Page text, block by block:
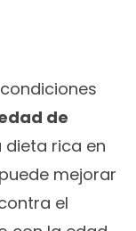
de
dieta rica en
mejorar
el